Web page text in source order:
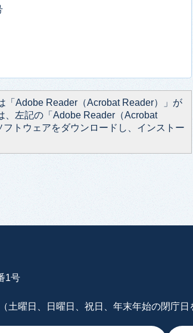
「Adobe Reader（Acrobat Reader）」が
、左記の「Adobe Reader（Acrobat
トウェアをダウンロードし、インストー
1号
曜日、日曜日、祝日、年末年始の閉庁日